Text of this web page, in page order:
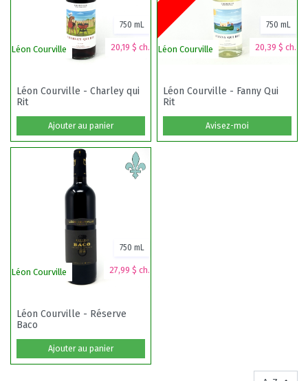
Léon Courville 20,19 $ ch.
750 mL
Léon Courville - Charley qui
Rit
Ajouter au panier
Léon Courville 20,39 $ ch.
750 mL
Léon Courville - Fanny Qui
Rit
Avisez-moi
Léon Courville 27,99 $ ch.
750 mL
Léon Courville - Réserve
Baco
Ajouter au panier